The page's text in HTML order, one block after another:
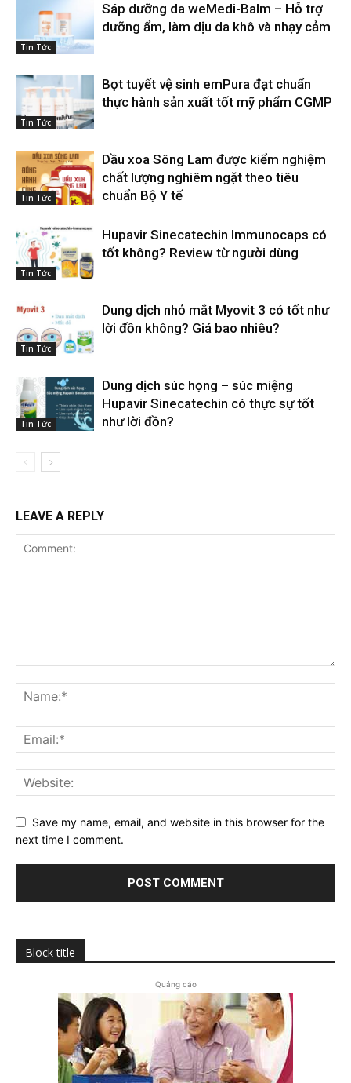
Tin Tức
Sáp dưỡng da weMedi-Balm – Hỗ trợ
dưỡng ẩm, làm dịu da khô và nhạy cảm
Tin Tức
Bọt tuyết vệ sinh emPura đạt chuẩn
thực hành sản xuất tốt mỹ phẩm CGMP
Tin Tức
Dầu xoa Sông Lam được kiểm nghiệm
chất lượng nghiêm ngặt theo tiêu
chuẩn Bộ Y tế
Tin Tức
Hupavir Sinecatechin Immunocaps có
tốt không? Review từ người dùng
Tin Tức
Dung dịch nhỏ mắt Myovit 3 có tốt như
lời đồn không? Giá bao nhiêu?
Tin Tức
Dung dịch súc họng – súc miệng
Hupavir Sinecatechin có thực sự tốt
như lời đồn?
LEAVE A REPLY
Save my name, email, and website in this browser for the
next time I comment.
Block title
Quảng cáo